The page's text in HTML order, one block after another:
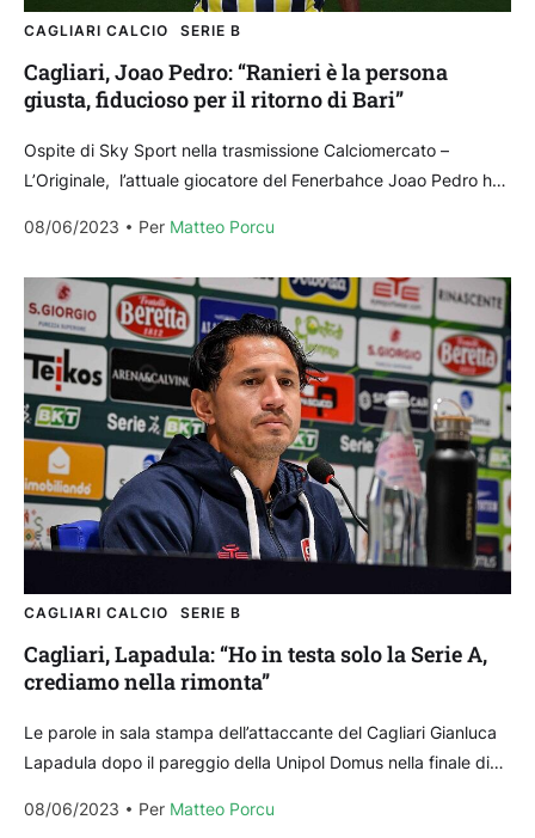
CAGLIARI CALCIO SERIE B
Cagliari, Joao Pedro: “Ranieri è la persona
giusta, fiducioso per il ritorno di Bari”
Ospite di Sky Sport nella trasmissione Calciomercato –
L’Originale, l’attuale giocatore del Fenerbahce Joao Pedro ha
08/06/2023
Per Matteo Porcu
CAGLIARI CALCIO SERIE B
Cagliari, Lapadula: “Ho in testa solo la Serie A,
crediamo nella rimonta”
Le parole in sala stampa dell’attaccante del Cagliari Gianluca
Lapadula dopo il pareggio della Unipol Domus nella finale di
08/06/2023
Per Matteo Porcu